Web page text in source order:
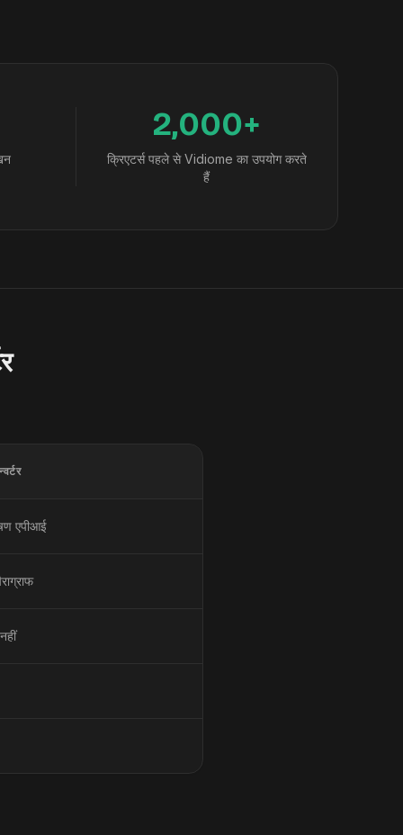
2,000+
क्रिएटर्स पहले से Vidiome का उपयोग करते
हैं
एपीआई